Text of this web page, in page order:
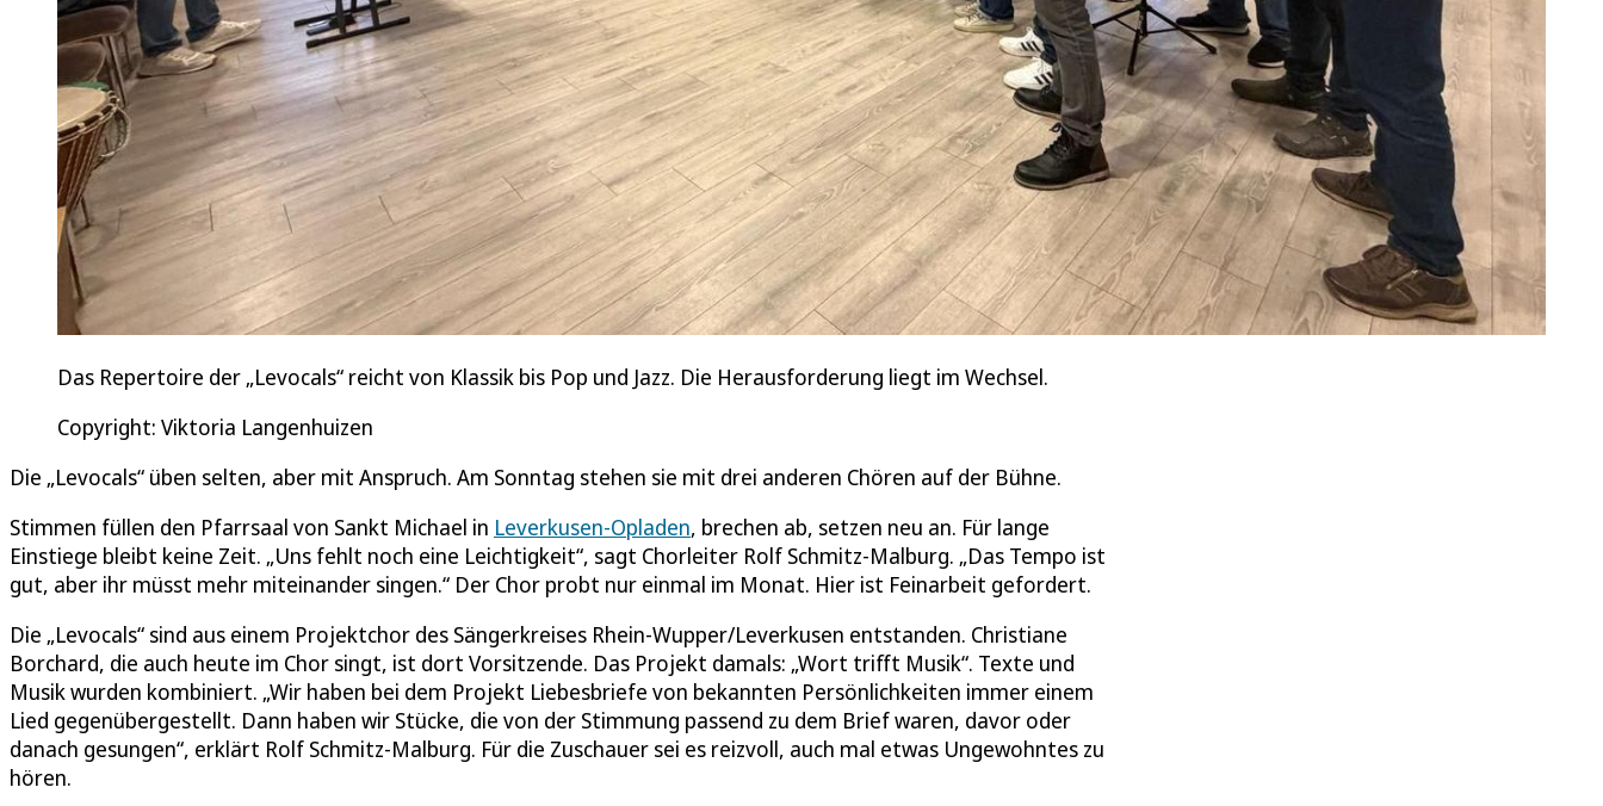
Das Repertoire der „Levocals“ reicht von Klassik bis Pop und Jazz. Die Herausforderung liegt im Wechsel.
Copyright: Viktoria Langenhuizen
Die „Levocals“ üben selten, aber mit Anspruch. Am Sonntag stehen sie mit drei anderen Chören auf der Bühne.
Stimmen füllen den Pfarrsaal von Sankt Michael in Leverkusen-Opladen, brechen ab, setzen neu an. Für lange
Einstiege bleibt keine Zeit. „Uns fehlt noch eine Leichtigkeit“, sagt Chorleiter Rolf Schmitz-Malburg. „Das Tempo ist
gut, aber ihr müsst mehr miteinander singen.“ Der Chor probt nur einmal im Monat. Hier ist Feinarbeit gefordert.
Die „Levocals“ sind aus einem Projektchor des Sängerkreises Rhein-Wupper/Leverkusen entstanden. Christiane
Borchard, die auch heute im Chor singt, ist dort Vorsitzende. Das Projekt damals: „Wort trifft Musik“. Texte und
Musik wurden kombiniert. „Wir haben bei dem Projekt Liebesbriefe von bekannten Persönlichkeiten immer einem
Lied gegenübergestellt. Dann haben wir Stücke, die von der Stimmung passend zu dem Brief waren, davor oder
danach gesungen“, erklärt Rolf Schmitz-Malburg. Für die Zuschauer sei es reizvoll, auch mal etwas Ungewohntes zu
hören.